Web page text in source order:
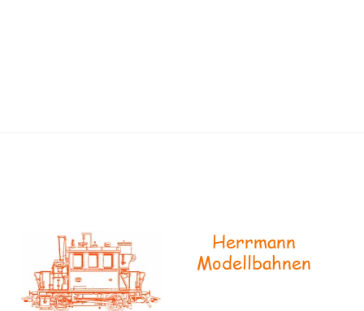
Herrmann
Modellbahnen